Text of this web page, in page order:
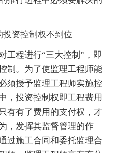
资控制权不到位
程进行“三大控制”，即
制。为了使监理工程师能
须授予监理工程师实施控
，投资控制权即工程费用
有有了费用的支付权，才
，发挥其监督管理的作
过施工合同和委托监理合